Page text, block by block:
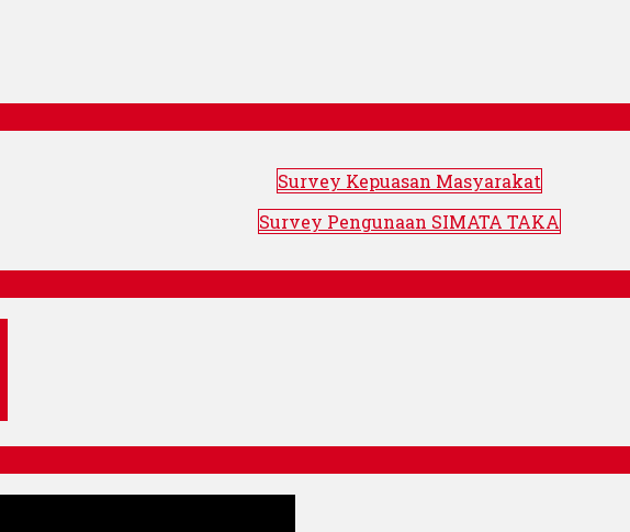
Survey Kepuasan Masyarakat
Survey Pengunaan SIMATA TAKA